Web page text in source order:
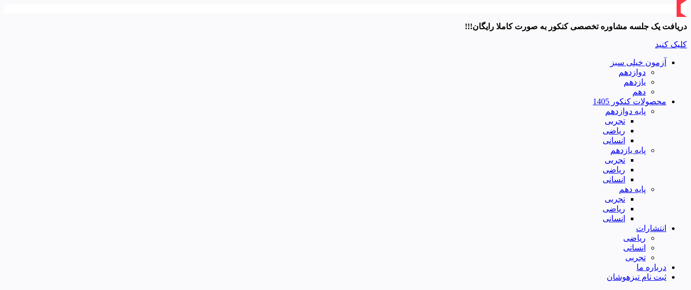
دریافت یک جلسه مشاوره تخصصی کنکور به صورت کاملا رایگان!!!
کلیک کنید
آزمون خیلی سبز
دوازدهم
یازدهم
دهم
محصولات کنکور 1405
پایه دوازدهم
تجربی
ریاضی
انسانی
پایه یازدهم
تجربی
ریاضی
انسانی
پایه دهم
تجربی
ریاضی
انسانی
انتشارات
ریاضی
انسانی
تجربی
درباره ما
ثبت نام تیزهوشان